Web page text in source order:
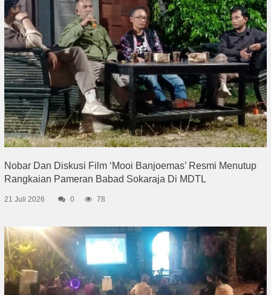
Nobar Dan Diskusi Film ‘Mooi Banjoemas’ Resmi Menutup
Rangkaian Pameran Babad Sokaraja Di MDTL
21 Juli 2026 0 78